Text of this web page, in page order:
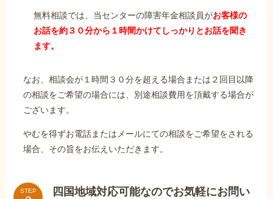
無料相談では、当センターの障害年金相談員がお客様の
お話を約３０分から１時間かけてしっかりとお話を聞き
ます。
なお、相談会が１時間３０分を超える場合または２回目以降
の相談をご希望の場合には、別途相談費用を頂戴する場合が
ございます。
やむを得ずお電話またはメールにての相談をご希望をされる
場合、その旨をお伝えいただきます。
STEP
四国地域対応可能なのでお気軽にお問い